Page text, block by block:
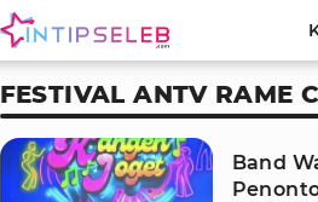
FESTIVAL ANTV RAME
Band